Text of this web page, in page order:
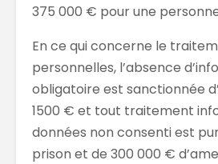
375 000 € pour une
En ce qui concerne le
personnelles, l’absence
obligatoire est sanctionnée
1500 € et tout traitement
données non consenti est
prison et de 300 000 €